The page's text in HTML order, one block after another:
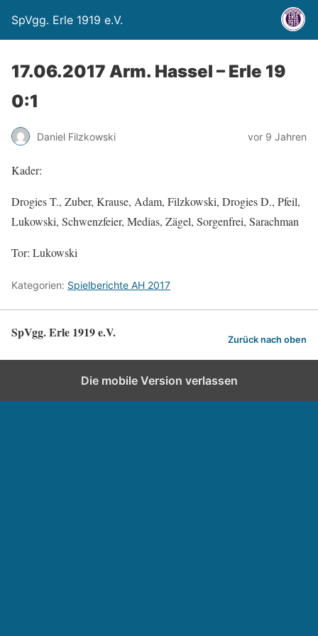
SpVgg. Erle 1919 e.V.
17.06.2017 Arm. Hassel – Erle 19
0:1
Daniel Filzkowski vor 9 Jahren
Kader:
Drogies T., Zuber, Krause, Adam, Filzkowski, Drogies D., Pfeil,
Lukowski, Schwenzfeier, Medias, Zägel, Sorgenfrei, Sarachman
Tor: Lukowski
Kategorien: Spielberichte AH 2017
SpVgg. Erle 1919 e.V. Zurück nach oben
Die mobile Version verlassen